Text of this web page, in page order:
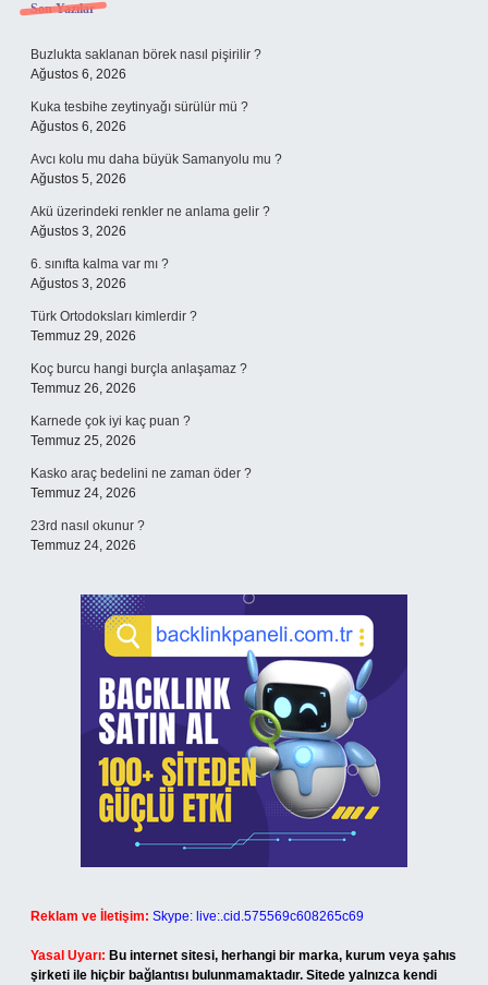
Sidebar
Son Yazılar
Buzlukta saklanan börek nasıl pişirilir ?
Ağustos 6, 2026
Kuka tesbihe zeytinyağı sürülür mü ?
Ağustos 6, 2026
Avcı kolu mu daha büyük Samanyolu mu ?
Ağustos 5, 2026
Akü üzerindeki renkler ne anlama gelir ?
Ağustos 3, 2026
6. sınıfta kalma var mı ?
Ağustos 3, 2026
Türk Ortodoksları kimlerdir ?
Temmuz 29, 2026
Koç burcu hangi burçla anlaşamaz ?
Temmuz 26, 2026
Karnede çok iyi kaç puan ?
Temmuz 25, 2026
Kasko araç bedelini ne zaman öder ?
Temmuz 24, 2026
23rd nasıl okunur ?
Temmuz 24, 2026
Reklam ve İletişim: Skype: live:.cid.575569c608265c69
Yasal Uyarı: Bu internet sitesi, herhangi bir marka, kurum veya şahıs
şirketi ile hiçbir bağlantısı bulunmamaktadır. Sitede yalnızca kendi